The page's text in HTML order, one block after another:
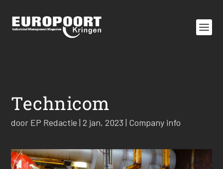
Technicom
door EP Redactie |2 jan, 2023 | Company info